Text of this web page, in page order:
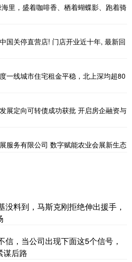
里，盛着咖啡香、栖着蝴蝶影、跑着骑
国关停直营店! 门店开业近十年, 最新回
一线城市住宅租金平稳，北上深均超80
展定向可转债成功获批 开启房企融资与
服务有限公司 数字赋能农业会展新生态
没料到，马斯克刚拒绝伸出援手，
信，当公司出现下面这5个信号，
谋后路